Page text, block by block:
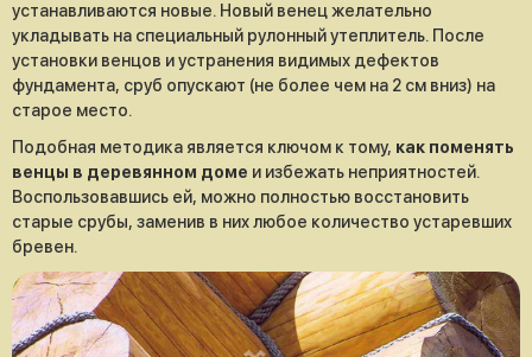
устанавливаются новые. Новый венец желательно
укладывать на специальный рулонный утеплитель. После
установки венцов и устранения видимых дефектов
фундамента, сруб опускают (не более чем на 2 см вниз) на
старое место.
Подобная методика является ключом к тому, как поменять
венцы в деревянном доме и избежать неприятностей.
Воспользовавшись ей, можно полностью восстановить
старые срубы, заменив в них любое количество устаревших
бревен.